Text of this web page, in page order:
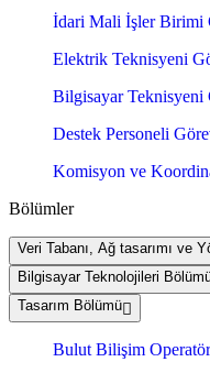
İdari Mali İşler Birimi
Elektrik Teknisyeni
Bilgisayar Teknisyeni
Destek Personeli
Komisyon ve
Bölümler
Veri
Bilgisayar Teknolojileri
Tasarım Bölümü
Bulut Bilişim